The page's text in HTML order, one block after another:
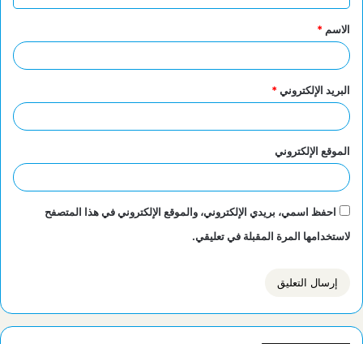
ق
*
الاسم *
البريد الإلكتروني*
الموقع الإلكتروني
احفظ اسمي، بريدي الإلكتروني، والموقع الإلكتروني في هذا المتصفح
لاستخدامها المرة المقبلة في تعليقي.